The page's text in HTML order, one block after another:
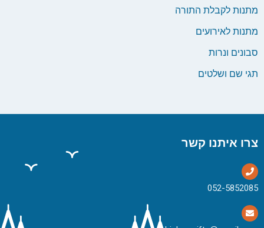
מתנות לקבלת התורה
מתנות לאירועים
סבונים ונרות
תגי שם ושלטים
צרו איתנו קשר